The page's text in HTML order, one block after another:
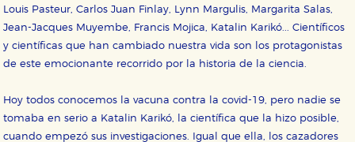
Louis Pasteur, Carlos Juan Finlay, Lynn Margulis, Margarita Salas,
Jean-Jacques Muyembe, Francis Mojica, Katalin Karikó... Científicos
y científicas que han cambiado nuestra vida son los protagonistas
de este emocionante recorrido por la historia de la ciencia.
Hoy todos conocemos la vacuna contra la covid-19, pero nadie se
tomaba en serio a Katalin Karikó, la científica que la hizo posible,
cuando empezó sus investigaciones. Igual que ella, los cazadores
CONFIGURACIÓN DE COOKIES